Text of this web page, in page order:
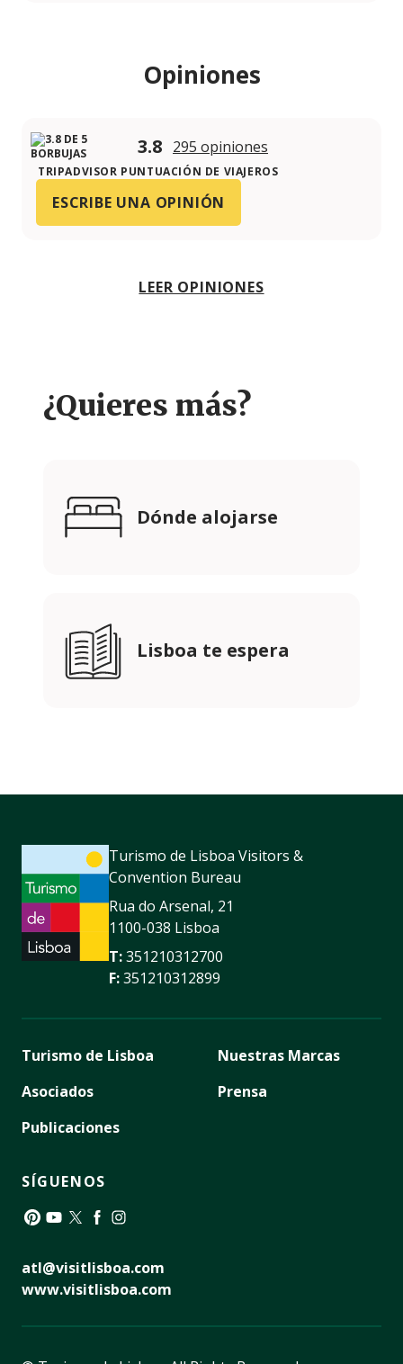
Opiniones
3.8 295 opiniones
TRIPADVISOR PUNTUACIÓN DE VIAJEROS
ESCRIBE UNA OPINIÓN
LEER OPINIONES
¿Quieres más?
Dónde alojarse
Lisboa te espera
Turismo de Lisboa Visitors &
Convention Bureau
Rua do Arsenal, 21
1100-038 Lisboa
T:351210312700
F:351210312899
Turismo de Lisboa
Asociados
Publicaciones
Nuestras Marcas
Prensa
SÍGUENOS
atl@visitlisboa.com
www.visitlisboa.com